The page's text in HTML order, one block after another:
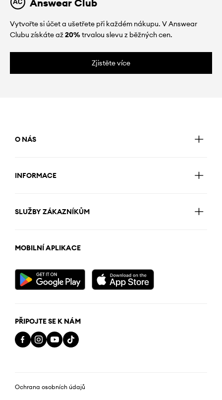
Answear Club
Vytvořte si účet a ušetřete při každém nákupu. V Answear
Clubu získáte až20%trvalou slevu z běžných cen.
Zjistěte více
O NÁS
INFORMACE
SLUŽBY ZÁKAZNÍKŮM
MOBILNÍ APLIKACE
PŘIPOJTE SE K NÁM
Ochrana osobních údajů